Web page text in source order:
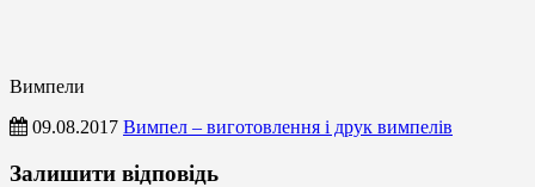
Вимпели
09.08.2017 Вимпел – виготовлення і друк вимпелів
Вимпели
Залишити відповідь